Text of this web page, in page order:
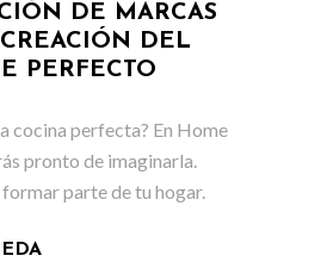
DE MARCAS
DEL
PERFECTO
cocina perfecta? En Home
pronto de imaginarla.
parte de tu hogar.